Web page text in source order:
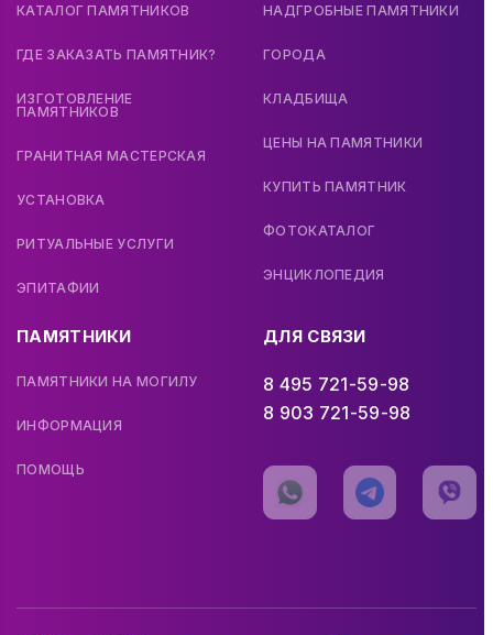
КАТАЛОГ ПАМЯТНИКОВ
ГДЕ ЗАКАЗАТЬ ПАМЯТНИК?
ИЗГОТОВЛЕНИЕ
ПАМЯТНИКОВ
ГРАНИТНАЯ МАСТЕРСКАЯ
УСТАНОВКА
РИТУАЛЬНЫЕ УСЛУГИ
ЭПИТАФИИ
НАДГРОБНЫЕ ПАМЯТНИКИ
ГОРОДА
КЛАДБИЩА
ЦЕНЫ НА ПАМЯТНИКИ
КУПИТЬ ПАМЯТНИК
ФОТОКАТАЛОГ
ЭНЦИКЛОПЕДИЯ
ПАМЯТНИКИ
ПАМЯТНИКИ НА МОГИЛУ
ИНФОРМАЦИЯ
ПОМОЩЬ
ДЛЯ СВЯЗИ
8 495 721-59-98
8 903 721-59-98